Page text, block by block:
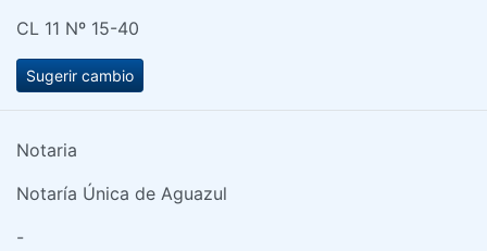
CL 11 Nº 15-40
Sugerir cambio
Notaria
Notaría Única de Aguazul
-